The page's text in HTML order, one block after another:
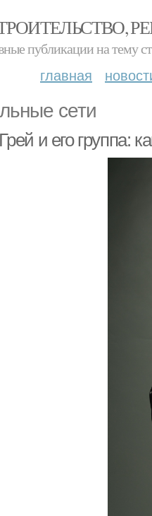
публикации на тему
главная
сети
и его группа: